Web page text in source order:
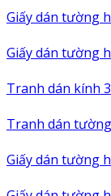
Giấy dán tường
Giấy dán tường
Tranh dán kính
Tranh dán
Giấy dán tường